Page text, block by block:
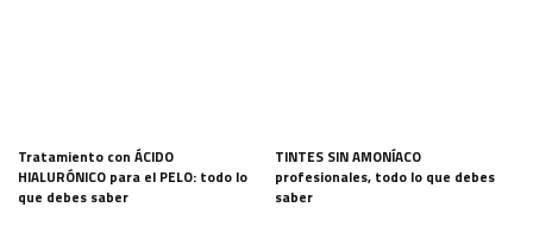
Tratamiento con ÁCIDO
HIALURÓNICO para el PELO: todo lo
que debes saber
TINTES SIN AMONÍACO
profesionales, todo lo que debes
saber